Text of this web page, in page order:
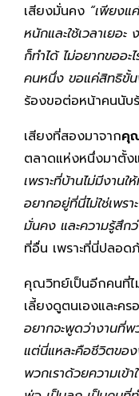
เสียงมั่นคง “เพียงแ
หนักและใช้เวลาเยอ
ก็ทำได้ ไม่อยากขออะ
คนหนึ่ง ขอแค่สิทธิขั้
ร้องขอต่อหน้าคนนับ
เสียงที่สองมาจากคุ
ตลาดแห่งหนึ่งมาตั้ง
เพราะที่บ้านไม่มีงาน
อยากอยู่ที่นี่ไม่ใช่เพร
มั่นคง และความรู้สึก
ที่อื่น เพราะที่นี่ปลอด
คุณวิทย์เป็นอีกคนที่ไ
เลี้ยงดูตนเองและคร
อยากจะพูดว่างานที่พ
แต่นี่แหละคือชีวิตขอ
พวกเราด้วยความเข้